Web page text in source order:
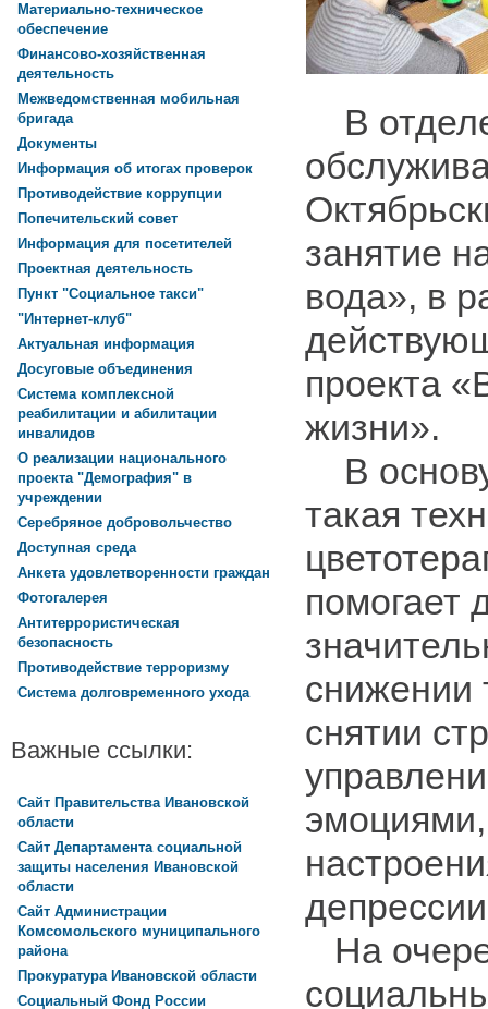
В
занятие
вода», в
проекта
жизни».
В
такая
помогает
снижении
снятии
На
Материально-техническое
обеспечение
Финансово-хозяйственная
деятельность
Межведомственная мобильная
бригада
Документы
Информация об итогах проверок
Противодействие коррупции
Попечительский совет
Информация для посетителей
Проектная деятельность
Пункт "Социальное такси"
"Интернет-клуб"
Актуальная информация
Досуговые объединения
Система комплексной
реабилитации и абилитации
инвалидов
О реализации национального
проекта "Демография" в
учреждении
Серебряное добровольчество
Доступная среда
Анкета удовлетворенности граждан
Фотогалерея
Антитеррористическая
безопасность
Противодействие терроризму
Система долговременного ухода
Важные ссылки:
Сайт Правительства Ивановской
области
Сайт Департамента социальной
защиты населения Ивановской
области
Сайт Администрации
Комсомольского муниципального
района
Прокуратура Ивановской области
Социальный Фонд России